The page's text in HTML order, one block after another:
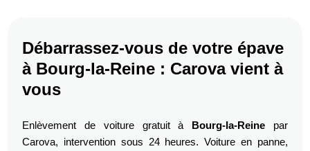
Débarrassez-vous de votre épave
à Bourg-la-Reine : Carova vient à
vous
Enlèvement de voiture gratuit à Bourg-la-Reinepar
Carova, intervention sous 24 heures. Voiture en panne,